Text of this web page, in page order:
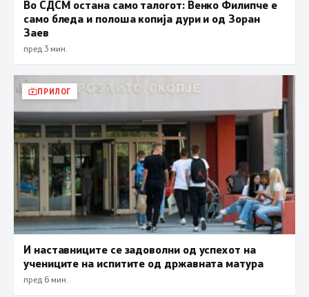
Во СДСМ остана само талогот: Венко Филипче е
само бледа и полоша копија дури и од Зоран
Заев
пред 3 мин.
ПРИЛОГ
И наставниците се задоволни од успехот на
учениците на испитите од државната матура
пред 6 мин.